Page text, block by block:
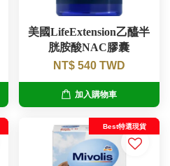
美國LifeExtension乙醯半
胱胺酸NAC膠囊
NT$ 540 TWD
加入購物車
Best特選現貨